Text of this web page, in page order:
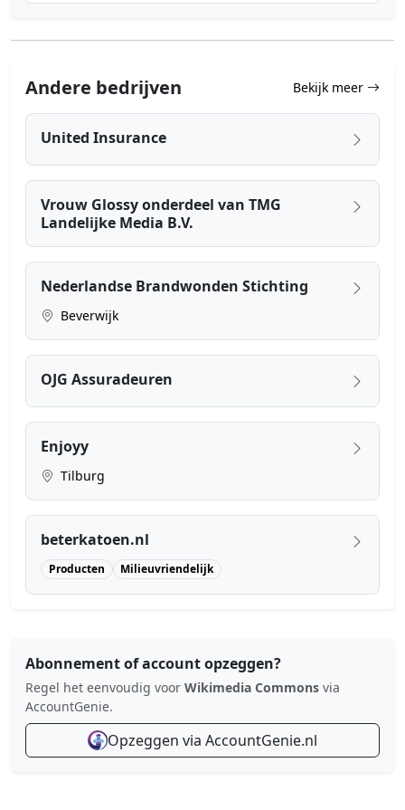
Andere bedrijven Bekijk meer
United Insurance
Vrouw Glossy onderdeel van TMG
Landelijke Media B.V.
Nederlandse Brandwonden Stichting
Beverwijk
OJG Assuradeuren
Enjoyy
Tilburg
beterkatoen.nl
Producten Milieuvriendelijk
Abonnement of account opzeggen?
Regel het eenvoudig voor Wikimedia Commons via
AccountGenie.
Opzeggen via AccountGenie.nl